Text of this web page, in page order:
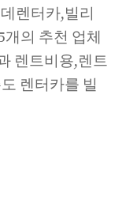
렌터카,빌리
의 추천 업체
렌트비용,렌트
렌터카를 빌